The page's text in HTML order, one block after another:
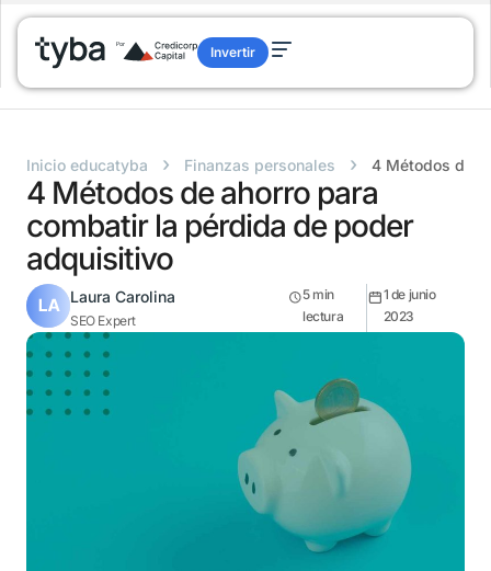
Invertir
Inicio educatyba › Finanzas personales › 4 Métodos de
4 Métodos de ahorro para
combatir la pérdida de poder
adquisitivo
Laura Carolina
SEO Expert
5 min
lectura
1 de junio
2023